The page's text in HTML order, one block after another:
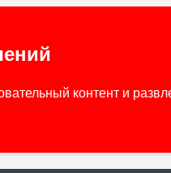
контент и